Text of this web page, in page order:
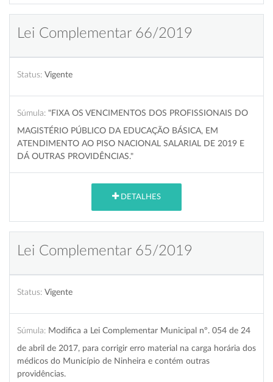
Lei Complementar 66/2019
Status: Vigente
Súmula: "FIXA OS VENCIMENTOS DOS PROFISSIONAIS DO
MAGISTÉRIO PÚBLICO DA EDUCAÇÃO BÁSICA, EM
ATENDIMENTO AO PISO NACIONAL SALARIAL DE 2019 E
DÁ OUTRAS PROVIDÊNCIAS."
DETALHES
Lei Complementar 65/2019
Status: Vigente
Súmula: Modifica a Lei Complementar Municipal nº. 054 de 24
de abril de 2017, para corrigir erro material na carga horária dos
médicos do Município de Ninheira e contém outras
providências.